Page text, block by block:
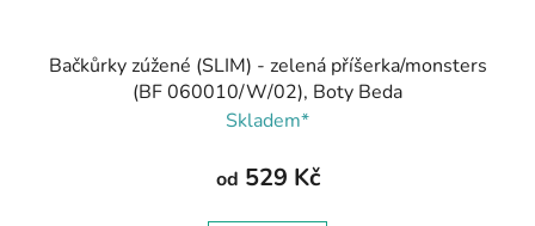
Bačkůrky zúžené (SLIM) - zelená příšerka/monsters
(BF 060010/W/02), Boty Beda
Skladem*
od 529 Kč